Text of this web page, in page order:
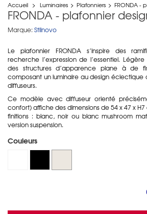
Accueil > Luminaires > Plafonniers > FRONDA -
FRONDA - plafonnier
Marque: Stilnovo
Le plafonnier FRONDA s’inspire des
recherche l’expression de l’essentiel.
des structures d’apparence plane à de
composant un luminaire au design
diffuseurs.
Ce modèle avec diffuseur orienté
confort) affiche des dimensions de 54 x 47 x
finitions : blanc, noir ou blanc mushroom
version suspension.
Couleurs